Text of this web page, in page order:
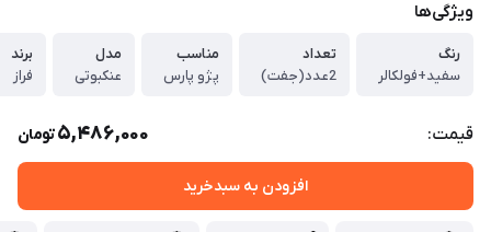
ویژگی‌ها
رنگ
سفید+فولکالر
تعداد
2عدد(جفت)
مناسب
پژو پارس
مدل
عنکبوتی
برند
فراز
قیمت: 5,486,000تومان
افزودن به سبدخرید